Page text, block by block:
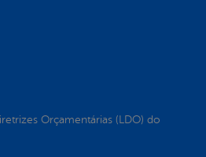
Orçamentárias (LDO) do